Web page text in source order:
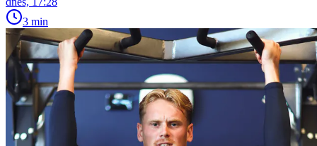
3 min